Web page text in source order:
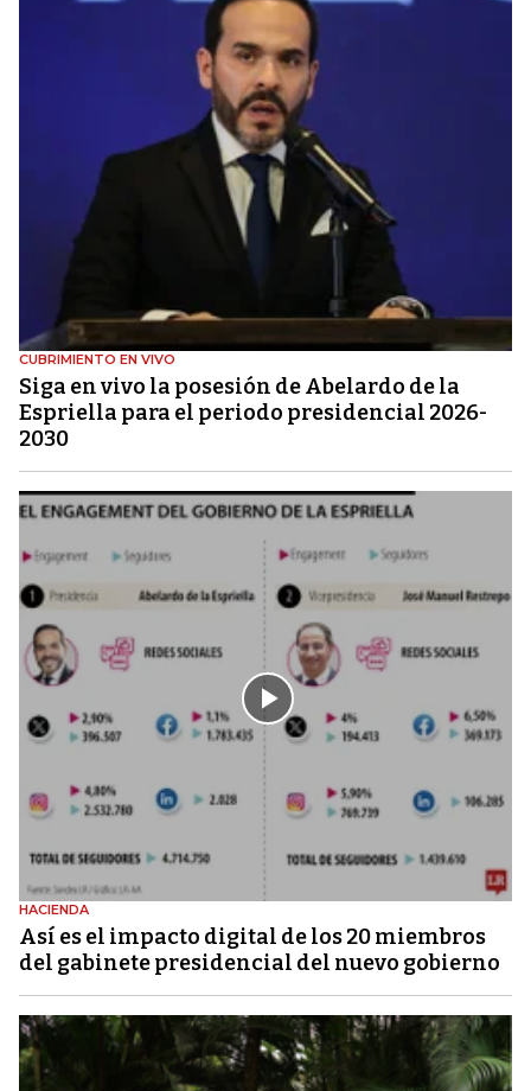
CUBRIMIENTO EN VIVO
Siga en vivo la posesión de Abelardo de la
Espriella para el periodo presidencial 2026-
2030
HACIENDA
Así es el impacto digital de los 20 miembros
del gabinete presidencial del nuevo gobierno